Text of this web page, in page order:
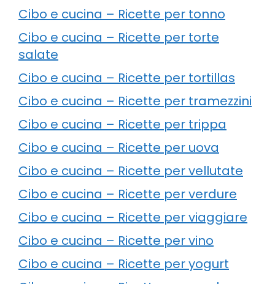
Cibo e cucina – Ricette per tonno
Cibo e cucina – Ricette per torte
salate
Cibo e cucina – Ricette per tortillas
Cibo e cucina – Ricette per tramezzini
Cibo e cucina – Ricette per trippa
Cibo e cucina – Ricette per uova
Cibo e cucina – Ricette per vellutate
Cibo e cucina – Ricette per verdure
Cibo e cucina – Ricette per viaggiare
Cibo e cucina – Ricette per vino
Cibo e cucina – Ricette per yogurt